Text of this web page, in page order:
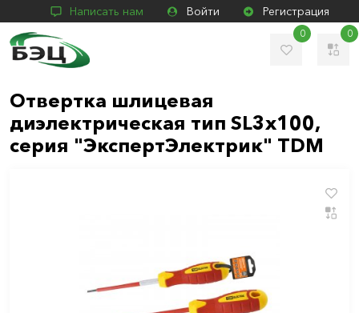
Написать нам Войти Регистрация
0 0
Отвертка шлицевая
диэлектрическая тип SL3х100,
серия "ЭкспертЭлектрик" TDM